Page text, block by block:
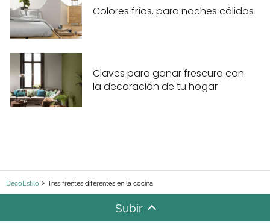
Colores fríos, para noches cálidas
Claves para ganar frescura con
la decoración de tu hogar
DecoEstilo Tres frentes diferentes en la cocina
Subir